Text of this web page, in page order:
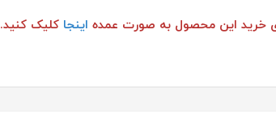
خرید این محصول به صورت عمده اینجا کلیک کنید.